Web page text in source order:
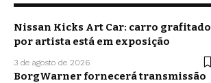
Nissan Kicks Art Car: carro grafitado
por artista está em exposição
3 de agosto de 2026
BorgWarner fornecerá transmissão